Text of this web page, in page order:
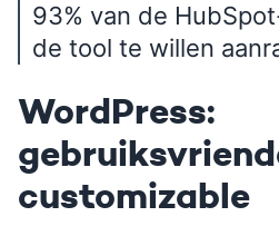
93% van de
de tool te willen
WordPress:
customizable